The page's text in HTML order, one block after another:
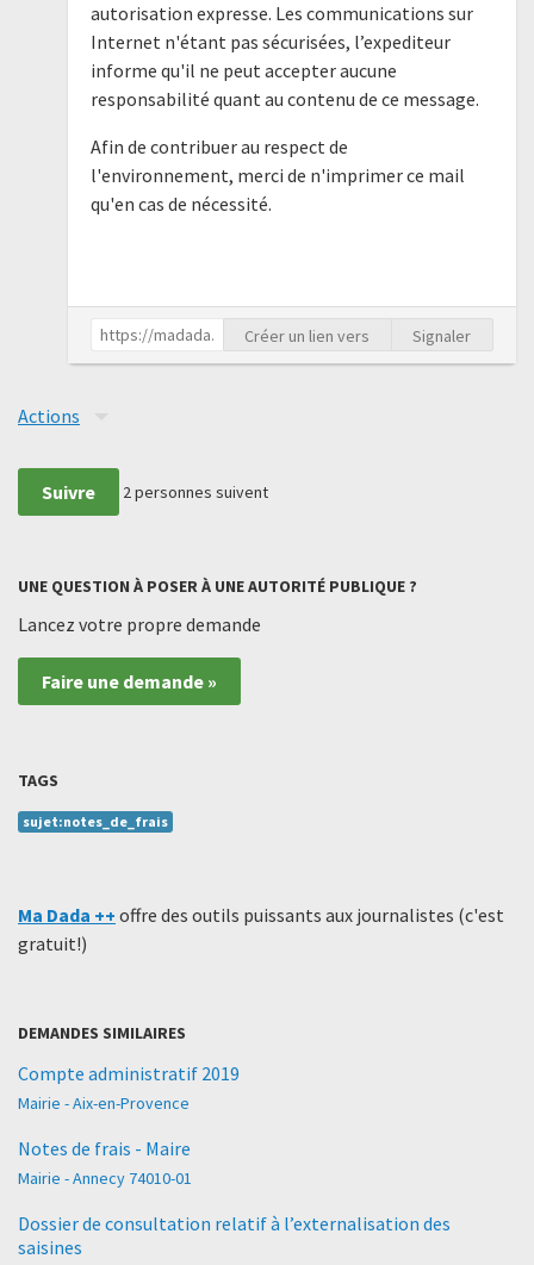
autorisation expresse. Les communications sur
Internet n'étant pas sécurisées, l’expediteur
informe qu'il ne peut accepter aucune
responsabilité quant au contenu de ce message.
Afin de contribuer au respect de
l'environnement, merci de n'imprimer ce mail
qu'en cas de nécessité.
Créer un lien vers Signaler
Actions
Suivre 2personnes suivent
UNE QUESTION À POSER À UNE AUTORITÉ PUBLIQUE ?
Lancez votre propre demande
Faire une demande »
TAGS
sujet:notes_de_frais
Ma Dada ++ offre des outils puissants aux journalistes (c'est
gratuit!)
DEMANDES SIMILAIRES
Compte administratif 2019
Mairie - Aix-en-Provence
Notes de frais - Maire
Mairie - Annecy 74010-01
Dossier de consultation relatif à l’externalisation des
saisines